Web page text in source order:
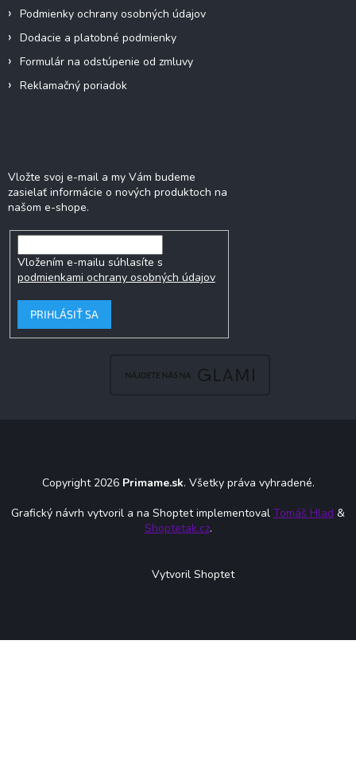
Podmienky ochrany osobných údajov
Dodacie a platobné podmienky
Formulár na odstúpenie od zmluvy
Reklamačný poriadok
Vložte svoj e-mail a my Vám budeme
zasielať informácie o nových produktoch na
našom e-shope.
Vložením e-mailu súhlasíte s
podmienkami ochrany osobných údajov
PRIHLÁSIŤ SA
Copyright 2026 Primame.sk. Všetky práva vyhradené.
Grafický návrh vytvoril a na Shoptet implementoval Tomáš Hlad &
Shoptetak.cz.
Vytvoril Shoptet